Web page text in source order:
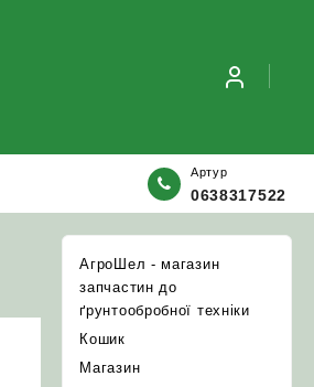
Артур
0638317522
АгроШел - магазин
запчастин до
ґрунтообробної техніки
Кошик
Магазин